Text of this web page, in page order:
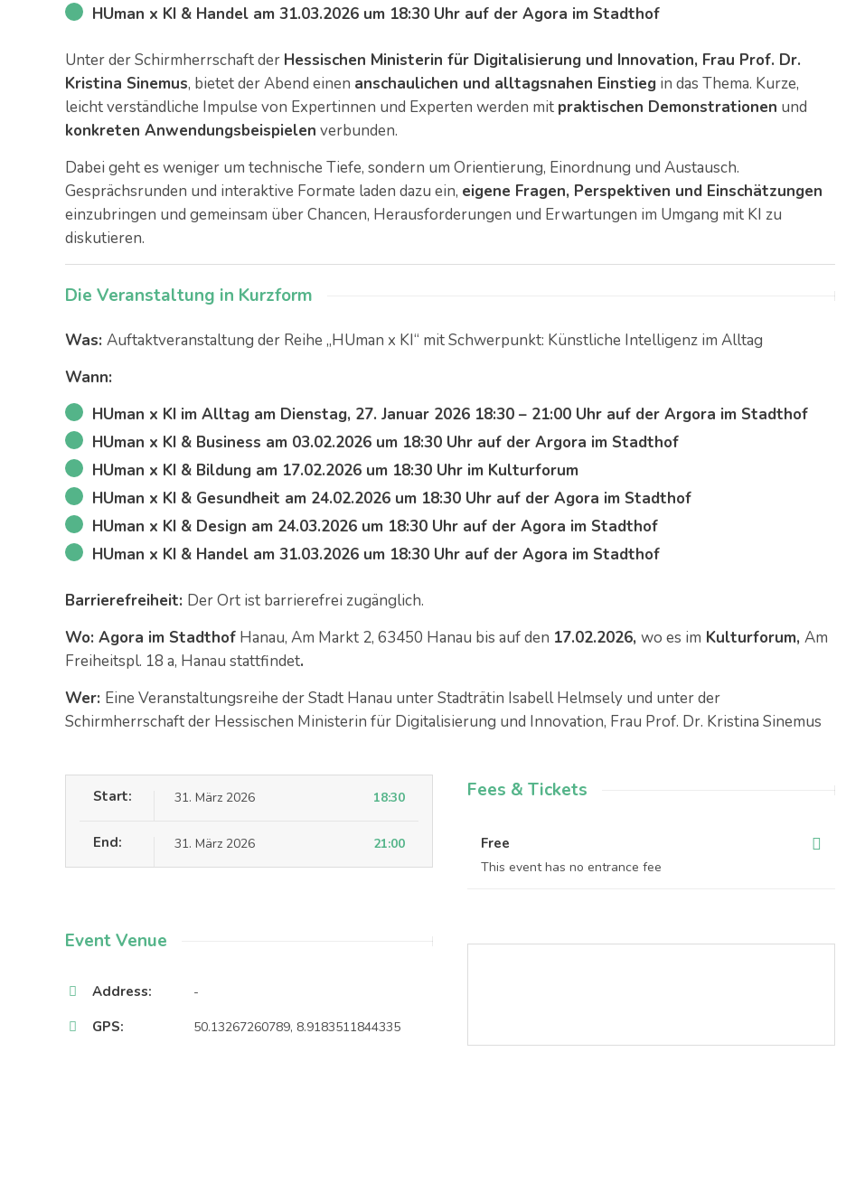
HUman x KI & Handel am 31.03.2026 um 18:30 Uhr auf der Agora im Stadthof
Unter der Schirmherrschaft der Hessischen Ministerin für Digitalisierung und Innovation, Frau Prof. Dr.
Kristina Sinemus, bietet der Abend einen anschaulichen und alltagsnahen Einstieg in das Thema. Kurze,
leicht verständliche Impulse von Expertinnen und Experten werden mit praktischen Demonstrationen und
konkreten Anwendungsbeispielen verbunden.
Dabei geht es weniger um technische Tiefe, sondern um Orientierung, Einordnung und Austausch.
Gesprächsrunden und interaktive Formate laden dazu ein, eigene Fragen, Perspektiven und Einschätzungen
einzubringen und gemeinsam über Chancen, Herausforderungen und Erwartungen im Umgang mit KI zu
diskutieren.
Die Veranstaltung in Kurzform
Was: Auftaktveranstaltung der Reihe „HUman x KI“ mit Schwerpunkt: Künstliche Intelligenz im Alltag
Wann:
HUman x KI im Alltag am Dienstag, 27. Januar 2026 18:30 – 21:00 Uhr auf der Argora im Stadthof
HUman x KI & Business am 03.02.2026 um 18:30 Uhr auf der Argora im Stadthof
HUman x KI & Bildung am 17.02.2026 um 18:30 Uhr im Kulturforum
HUman x KI & Gesundheit am 24.02.2026 um 18:30 Uhr auf der Agora im Stadthof
HUman x KI & Design am 24.03.2026 um 18:30 Uhr auf der Agora im Stadthof
HUman x KI & Handel am 31.03.2026 um 18:30 Uhr auf der Agora im Stadthof
Barrierefreiheit: Der Ort ist barrierefrei zugänglich.
Wo: Agora im Stadthof Hanau, Am Markt 2, 63450 Hanau bis auf den 17.02.2026, wo es im Kulturforum, Am
Freiheitspl. 18 a, Hanau stattfindet.
Wer: Eine Veranstaltungsreihe der Stadt Hanau unter Stadträtin Isabell Helmsely und unter der
Schirmherrschaft der Hessischen Ministerin für Digitalisierung und Innovation, Frau Prof. Dr. Kristina Sinemus
Start: 31. März 2026 18:30
End: 31. März 2026 21:00
Fees & Tickets
Free
This event has no entrance fee
Event Venue
Address: -
GPS: 50.13267260789, 8.9183511844335